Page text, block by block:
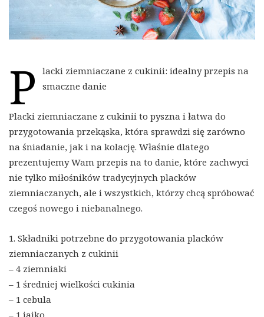
P
lacki ziemniaczane z cukinii: idealny przepis na
smaczne danie
Placki ziemniaczane z cukinii to pyszna i łatwa do
przygotowania przekąska, która sprawdzi się zarówno
na śniadanie, jak i na kolację. Właśnie dlatego
prezentujemy Wam przepis na to danie, które zachwyci
nie tylko miłośników tradycyjnych placków
ziemniaczanych, ale i wszystkich, którzy chcą spróbować
czegoś nowego i niebanalnego.
1. Składniki potrzebne do przygotowania placków
ziemniaczanych z cukinii
– 4 ziemniaki
– 1 średniej wielkości cukinia
– 1 cebula